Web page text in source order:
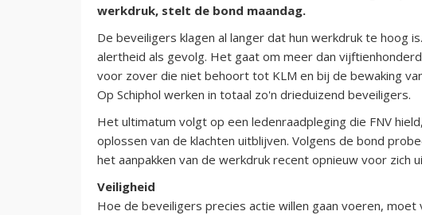
werkdruk, stelt de bond maandag.
De beveiligers klagen al langer dat hun werkdruk te hoog
alertheid als gevolg. Het gaat om meer dan
voor zover die niet behoort tot KLM en bij de bewaking
Op Schiphol werken in totaal zo'n drieduizend beveiligers.
Het ultimatum volgt op een ledenraadpleging die FNV
oplossen van de klachten uitblijven. Volgens de bond
het aanpakken van de werkdruk recent opnieuw voor zich
Veiligheid
Hoe de beveiligers precies actie willen gaan voeren,